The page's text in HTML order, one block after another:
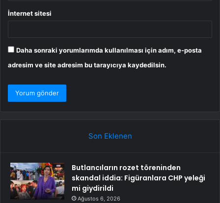
İnternet sitesi
Daha sonraki yorumlarımda kullanılması için adım, e-posta
adresim ve site adresim bu tarayıcıya kaydedilsin.
Son Eklenen
Butlancıların rozet töreninden
skandal iddia: Figüranlara CHP yeleği
mi giydirildi
Ağustos 6, 2026